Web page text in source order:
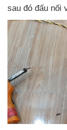
sau đó đấu nối